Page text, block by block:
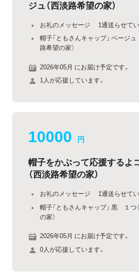
ジュ（西淡路希望の家）
お礼のメッセージ 1通送らせて
帽子「ともさんキャップ」 ベージ
路希望の家）
2026年05月 にお届け予定です。
1人が応援しています。
10000 円
帽子をかぶって応援するよ
（西淡路希望の家）
お礼のメッセージ 1通送らせて
帽子「ともさんキャップ」 黒 １つ
の家）
2026年05月 にお届け予定です。
0人が応援しています。